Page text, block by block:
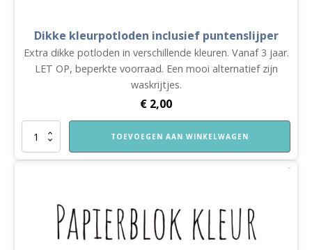
Dikke kleurpotloden inclusief puntenslijper
Extra dikke potloden in verschillende kleuren. Vanaf 3 jaar.
LET OP, beperkte voorraad. Een mooi alternatief zijn
waskrijtjes.
€ 2,00
Dikke
inclusief
TOEVOEGEN AAN WINKELWAGEN